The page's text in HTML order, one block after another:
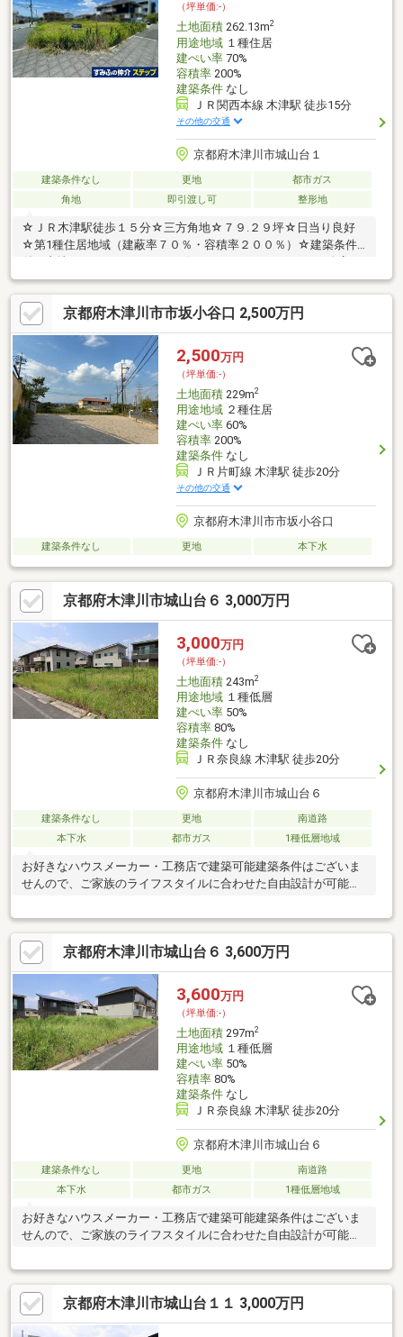
（坪単価:-）
土地面積262.13m2
用途地域１種住居
建ぺい率70%
容積率200%
建築条件なし
ＪＲ関西本線 木津駅 徒歩15分
その他の交通
京都府木津川市城山台１
建築条件なし 更地
都市ガス
角地
即引渡し可 整形地
☆ＪＲ木津駅徒歩１５分☆三方角地☆７９.２９坪☆日当り良好
☆第1種住居地域（建蔽率７０％・容積率２００％）☆建築条件
付き土地ではありません。 お好きなハウスメーカー・工務店で
建築可能です。
京都府木津川市市坂小谷口 2,500万円
2,500万円
（坪単価:-）
土地面積229m2
用途地域２種住居
建ぺい率60%
容積率200%
建築条件なし
ＪＲ片町線 木津駅 徒歩20分
その他の交通
京都府木津川市市坂小谷口
建築条件なし 更地 本下水
京都府木津川市城山台６ 3,000万円
3,000万円
（坪単価:-）
土地面積243m2
用途地域１種低層
建ぺい率50%
容積率80%
建築条件なし
ＪＲ奈良線 木津駅 徒歩20分
京都府木津川市城山台６
建築条件なし 更地
南道路
本下水
都市ガス 1種低層地域
お好きなハウスメーカー・工務店で建築可能建築条件はございま
せんので、ご家族のライフスタイルに合わせた自由設計が可能で
京都府木津川市城山台６ 3,600万円
3,600万円
（坪単価:-）
土地面積297m2
用途地域１種低層
建ぺい率50%
容積率80%
建築条件なし
ＪＲ奈良線 木津駅 徒歩20分
京都府木津川市城山台６
建築条件なし 更地
南道路
本下水
都市ガス 1種低層地域
お好きなハウスメーカー・工務店で建築可能建築条件はございま
せんので、ご家族のライフスタイルに合わせた自由設計が可能で
京都府木津川市城山台１１ 3,000万円